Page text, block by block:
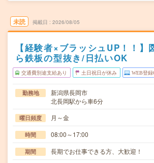
未読 掲載日 2026/08/05
【経験者×ブラッシュUP！！】
ら鉄板の型抜き/日払いOK
交通費別途支給あり 土日祝日が休み WEB登録
勤務地
新潟県長岡市
北長岡駅から車6分
曜日頻度 月～金
時間 08:00～17:00
期間 長期でお仕事できる方、大歓迎！